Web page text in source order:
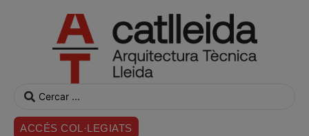
ACCÉS COL·LEGIATS